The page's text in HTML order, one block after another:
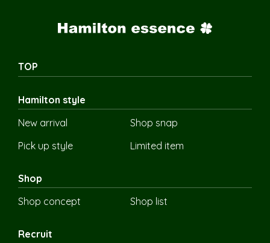
TOP
Hamilton style
New arrival
Shop snap
Pick up style
Limited item
Shop
Shop concept
Shop list
Recruit